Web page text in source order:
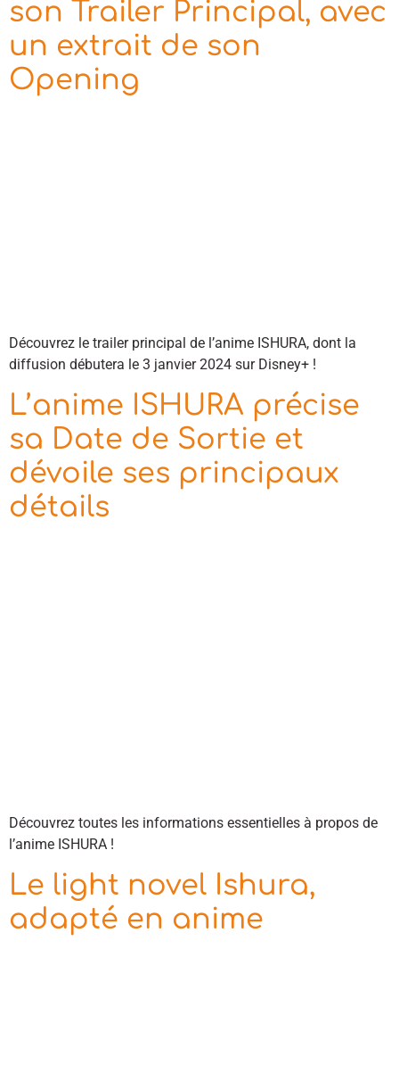
son Trailer Principal, avec
un extrait de son
Opening
Découvrez le trailer principal de l’anime ISHURA, dont la
diffusion débutera le 3 janvier 2024 sur Disney+ !
L’anime ISHURA précise
sa Date de Sortie et
dévoile ses principaux
détails
Découvrez toutes les informations essentielles à propos de
l’anime ISHURA !
Le light novel Ishura,
adapté en anime